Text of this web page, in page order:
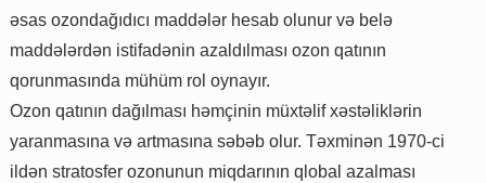
əsas ozondağıdıcı maddələr hesab olunur və belə
maddələrdən istifadənin azaldılması ozon qatının
qorunmasında mühüm rol oynayır.
Ozon qatının dağılması həmçinin müxtəlif xəstəliklərin
yaranmasına və artmasına səbəb olur. Təxminən 1970-ci
ildən stratosfer ozonunun miqdarının qlobal azalması